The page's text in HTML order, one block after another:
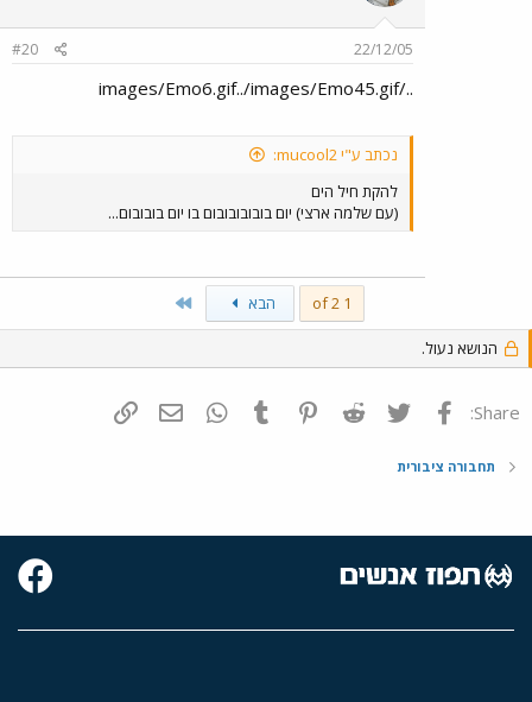
22/12/05
#20
../images/Emo6.gif../images/Emo45.gif
נכתב ע"י mucool2:
להקת חיל הים
(עם שלמה ארצי) יום בובובובובום בו יום בובובום...
1 of 2 הבא
הנושא נעול.
Share: פייסבוק Twitter
Reddit
Pinterest
Tumblr
WhatsAppדואר אלקטרוני
תחבורה ציבורית